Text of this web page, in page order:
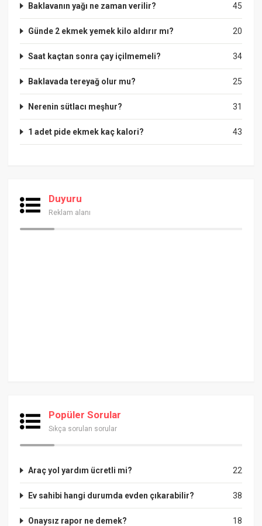
45
Baklavanın yağı ne zaman verilir?
20
Günde 2 ekmek yemek kilo aldırır mı?
34
Saat kaçtan sonra çay içilmemeli?
25
Baklavada tereyağ olur mu?
31
Nerenin sütlacı meşhur?
43
1 adet pide ekmek kaç kalori?
Duyuru
Reklam alanı
Popüler Sorular
Sıkça sorulan sorular
22
Araç yol yardım ücretli mi?
38
Ev sahibi hangi durumda evden çıkarabilir?
18
Onaysız rapor ne demek?